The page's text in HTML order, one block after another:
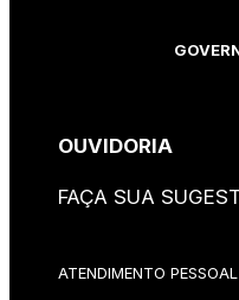
OUVIDORIA
FAÇA SUA
ATENDIMENTO